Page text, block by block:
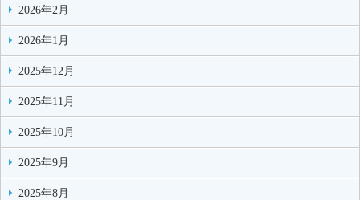
2026年2月
2026年1月
2025年12月
2025年11月
2025年10月
2025年9月
2025年8月